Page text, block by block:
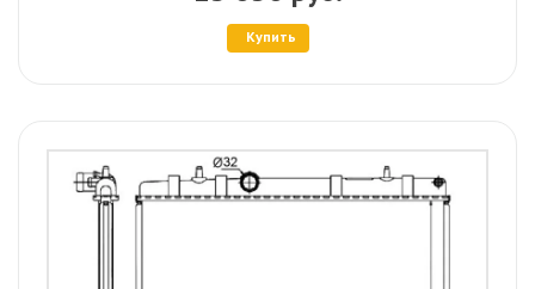
Купить